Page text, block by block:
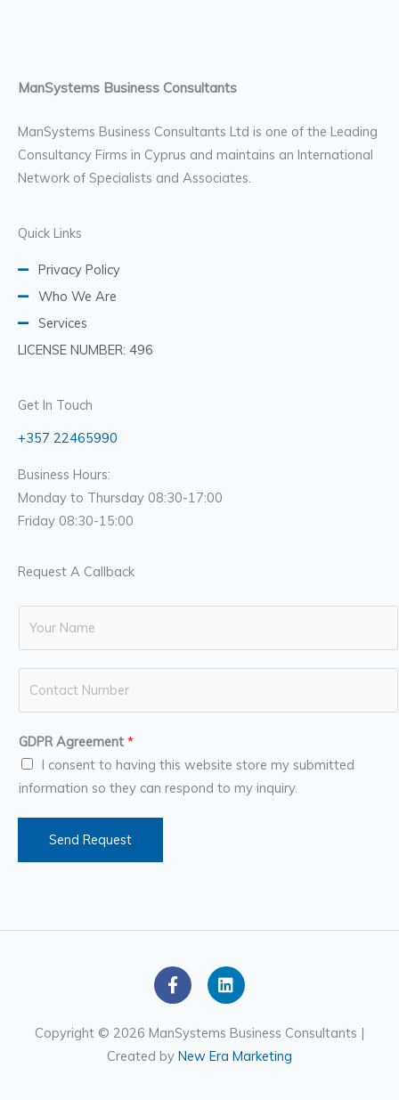
ManSystems Business Consultants
ManSystems Business Consultants Ltd is one of the Leading
Consultancy Firms in Cyprus and maintains an International
Network of Specialists and Associates.
Quick Links
Privacy Policy
Who We Are
Services
LICENSE NUMBER: 496
Get In Touch
+357 22465990
Business Hours:
Monday to Thursday 08:30-17:00
Friday 08:30-15:00
Request A Callback
*
b
e
r
s
GDPR Agreement *
I consent to having this website store my submitted
information so they can respond to my inquiry.
Send Request
F
a
c
e
b
o
L
i
n
k
e
d
Copyright © 2026 ManSystems Business Consultants |
Created by New Era Marketing